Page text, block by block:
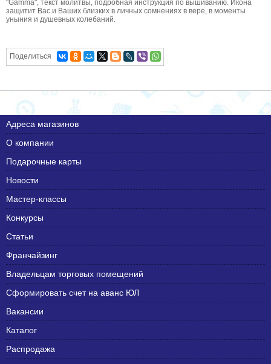
"Gamma", текст молитвы, подробная инструкция по вышиванию. Икона
защитит Вас и Ваших близких в личных сомнениях в вере, в моменты
уныния и душевных колебаний.
Поделиться
Адреса магазинов
О компании
Подарочные карты
Новости
Мастер-классы
Конкурсы
Статьи
Франчайзинг
Владельцам торговых помещений
Сформировать счет на аванс ЮЛ
Вакансии
Каталог
Распродажа